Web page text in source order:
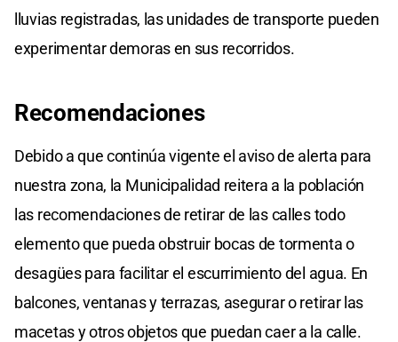
lluvias registradas, las unidades de transporte pueden
experimentar demoras en sus recorridos.
Recomendaciones
Debido a que continúa vigente el aviso de alerta para
nuestra zona, la Municipalidad reitera a la población
las recomendaciones de retirar de las calles todo
elemento que pueda obstruir bocas de tormenta o
desagües para facilitar el escurrimiento del agua. En
balcones, ventanas y terrazas, asegurar o retirar las
macetas y otros objetos que puedan caer a la calle.